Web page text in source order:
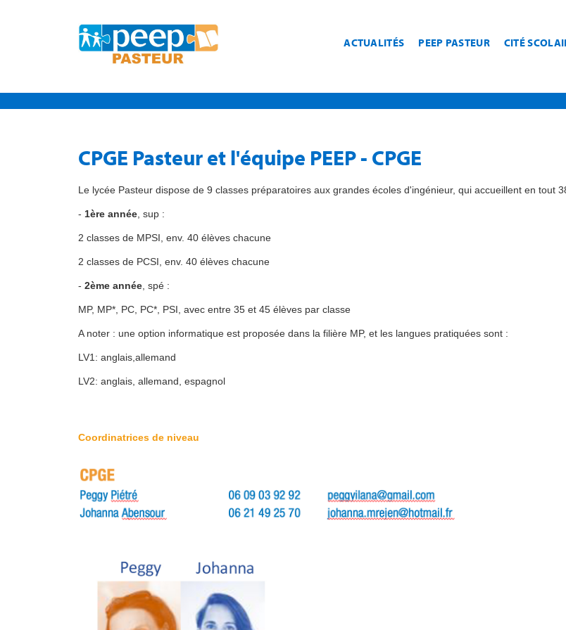
ACTUALITÉS PEEP PASTEUR CITÉ
CPGE Pasteur et l'équipe PEEP - CPGE
Le lycée Pasteur dispose de 9 classes préparatoires aux grandes écoles d'ingénieur, qui accueillent en tout
- 1ère année , sup :
2 classes de MPSI, env. 40 élèves chacune
2 classes de PCSI, env. 40 élèves chacune
- 2ème année , spé :
MP, MP*, PC, PC*, PSI, avec entre 35 et 45 élèves par classe
A noter : une option informatique est proposée dans la filière MP, et les langues pratiquées sont :
LV1: anglais,allemand
LV2: anglais, allemand, espagnol
Coordinatrices de niveau